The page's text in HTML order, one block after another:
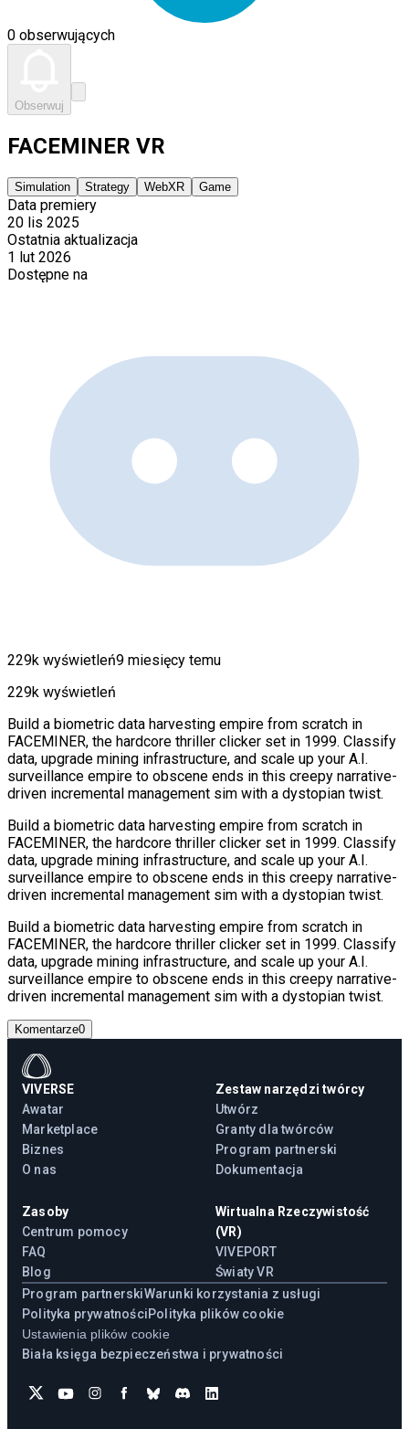
0 obserwujących
Obserwuj
FACEMINER VR
Simulation Strategy WebXR Game
Data premiery
20 lis 2025
Ostatnia aktualizacja
1 lut 2026
Dostępne na
229k wyświetleń9 miesięcy temu
229k wyświetleń
Build a biometric data harvesting empire from scratch in
FACEMINER, the hardcore thriller clicker set in 1999. Classify
data, upgrade mining infrastructure, and scale up your A.I.
surveillance empire to obscene ends in this creepy narrative-
driven incremental management sim with a dystopian twist.
Build a biometric data harvesting empire from scratch in
FACEMINER, the hardcore thriller clicker set in 1999. Classify
data, upgrade mining infrastructure, and scale up your A.I.
surveillance empire to obscene ends in this creepy narrative-
driven incremental management sim with a dystopian twist.
Build a biometric data harvesting empire from scratch in
FACEMINER, the hardcore thriller clicker set in 1999. Classify
data, upgrade mining infrastructure, and scale up your A.I.
surveillance empire to obscene ends in this creepy narrative-
driven incremental management sim with a dystopian twist.
Komentarze0
VIVERSE
Awatar
Marketplace
Biznes
O nas
Zestaw narzędzi twórcy
Utwórz
Granty dla twórców
Program partnerski
Dokumentacja
Zasoby
Centrum pomocy
FAQ
Blog
Wirtualna Rzeczywistość
(VR)
VIVEPORT
Światy VR
Program partnerskiWarunki korzystania z usługi
Polityka prywatnościPolityka plików cookie
Ustawienia plików cookie
Biała księga bezpieczeństwa i prywatności